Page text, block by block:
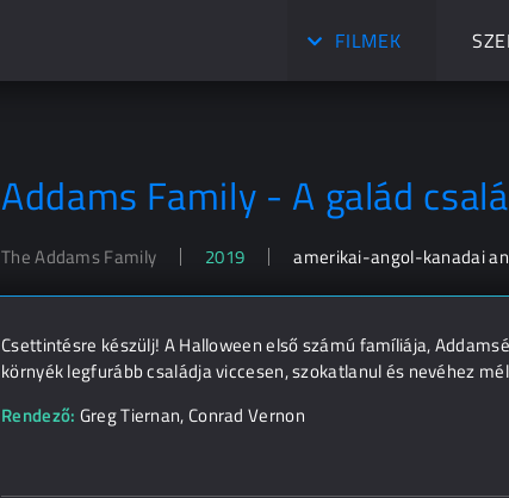
FILMEK
Addams Family - A galád
The Addams Family 2019 amerikai-angol-kanadai
Csettintésre készülj! A Halloween első számú famíliája,
környék legfurább családja viccesen, szokatlanul és nevéhez
Rendező: Greg Tiernan, Conrad Vernon